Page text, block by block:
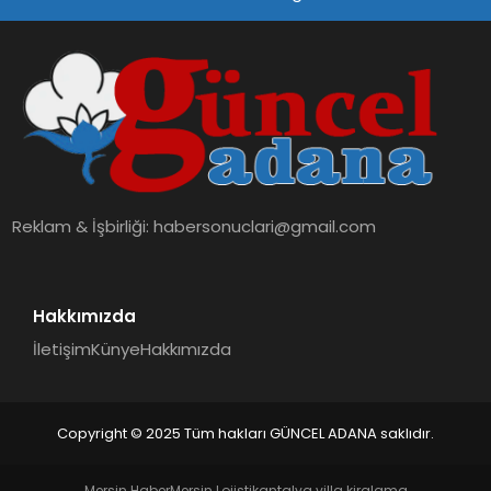
TEKNOLOJI
Reklam & İşbirliği:habersonuclari@gmail.com
Hakkımızda
İletişimKünyeHakkımızda
Copyright © 2025 Tüm hakları GÜNCEL ADANA saklıdır.